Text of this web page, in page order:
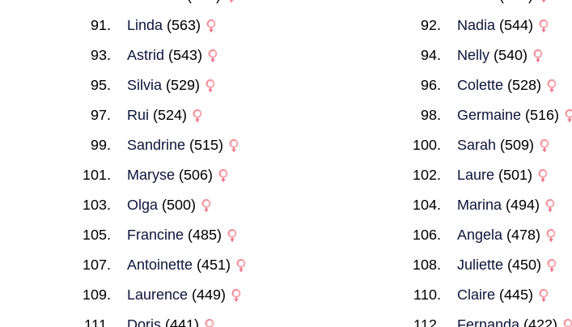
Linda (563) Nadia(544)
Astrid (543) Nelly(540)
Silvia (529) Colette(528)
Rui (524) Germaine(516)
Sandrine (515) Sarah (509)
Maryse (506) Laure(501)
Olga (500) Marina(494)
Francine (485) Angela(478)
Antoinette (451) Juliette(450)
Laurence (449) Claire(445)